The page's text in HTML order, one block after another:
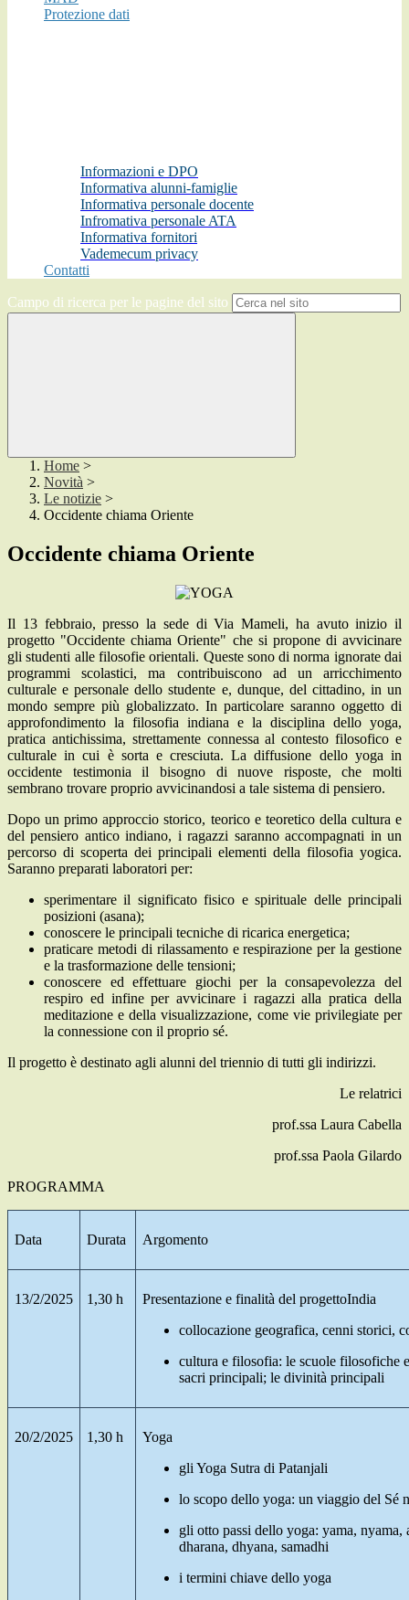
Protezione dati
Informazioni e DPO
Informativa alunni-famiglie
Informativa personale docente
Infromativa personale ATA
Informativa fornitori
Vademecum privacy
Contatti
Campo di ricerca per le pagine del sito
Home >
Novità >
Le notizie >
Occidente chiama Oriente
Occidente chiama Oriente
Il 13 febbraio, presso la sede di Via Mameli, ha avuto inizio il
progetto "Occidente chiama Oriente" che si propone di avvicinare
gli studenti alle filosofie orientali. Queste sono di norma ignorate dai
programmi scolastici, ma contribuiscono ad un arricchimento
culturale e personale dello studente e, dunque, del cittadino, in un
mondo sempre più globalizzato. In particolare saranno oggetto di
approfondimento la filosofia indiana e la disciplina dello yoga,
pratica antichissima, strettamente connessa al contesto filosofico e
culturale in cui è sorta e cresciuta. La diffusione dello yoga in
occidente testimonia il bisogno di nuove risposte, che molti
sembrano trovare proprio avvicinandosi a tale sistema di pensiero.
Dopo un primo approccio storico, teorico e teoretico della cultura e
del pensiero antico indiano, i ragazzi saranno accompagnati in un
percorso di scoperta dei principali elementi della filosofia yogica.
Saranno preparati laboratori per:
sperimentare il significato fisico e spirituale delle principali
posizioni (asana);
conoscere le principali tecniche di ricarica energetica;
praticare metodi di rilassamento e respirazione per la gestione
e la trasformazione delle tensioni;
conoscere ed effettuare giochi per la consapevolezza del
respiro ed infine per avvicinare i ragazzi alla pratica della
meditazione e della visualizzazione, come vie privilegiate per
la connessione con il proprio sé.
Il progetto è destinato agli alunni del triennio di tutti gli indirizzi.
Le relatrici
prof.ssa Laura Cabella
prof.ssa Paola Gilardo
PROGRAMMA
Data Durata Argomento
13/2/2025 1,30 h
Presentazione e finalità del progettoIndia
collocazione geografica, cenni storici,
cultura e filosofia: le scuole filosofiche
sacri principali; le divinità principali
20/2/2025 1,30 h
Yoga
gli Yoga Sutra di Patanjali
lo scopo dello yoga: un viaggio del Sé
gli otto passi dello yoga: yama, nyama,
dharana, dhyana, samadhi
i termini chiave dello yoga